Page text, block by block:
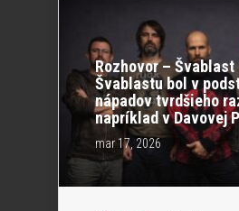
Rozhovor – Švablast
Švablastu bol v
nápadov tvrdšieho
napríklad v Davovej
mar 17, 2026